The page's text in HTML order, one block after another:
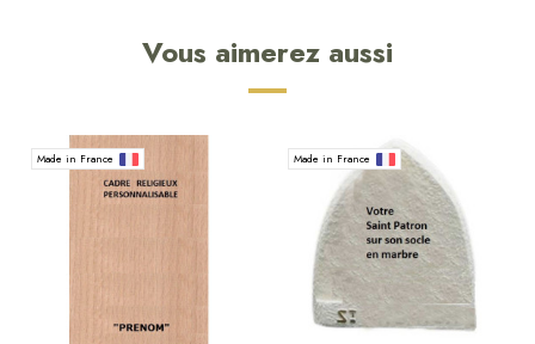
Vous aimerez aussi
Made in France Made in France